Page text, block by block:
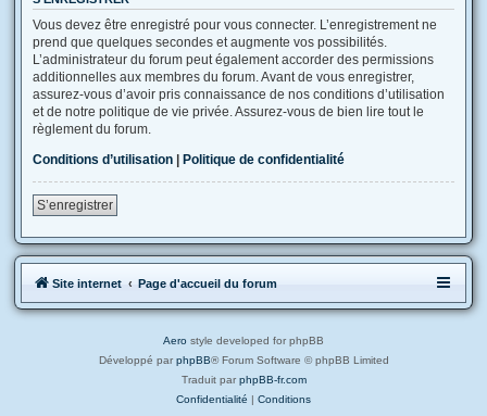
Vous devez être enregistré pour vous connecter. L’enregistrement ne
prend que quelques secondes et augmente vos possibilités.
L’administrateur du forum peut également accorder des permissions
additionnelles aux membres du forum. Avant de vous enregistrer,
assurez-vous d’avoir pris connaissance de nos conditions d’utilisation
et de notre politique de vie privée. Assurez-vous de bien lire tout le
règlement du forum.
Conditions d’utilisation | Politique de confidentialité
S’enregistrer
Site internet Page d'accueil du forum
Aero style developed for phpBB
Développé par phpBB® Forum Software © phpBB Limited
Traduit par phpBB-fr.com
Confidentialité | Conditions